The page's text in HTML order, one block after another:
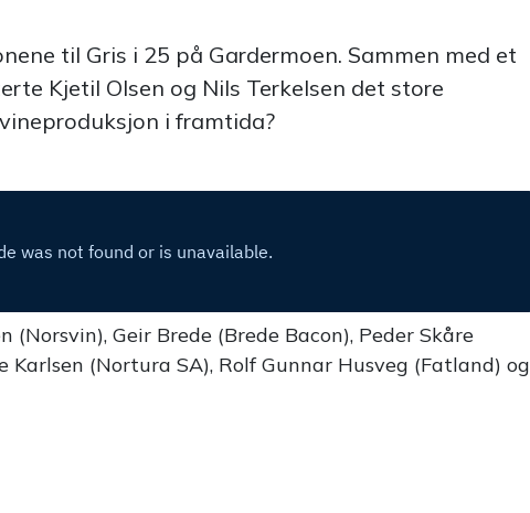
til Gris i 25 på Gardermoen. Sammen med et
Kjetil Olsen og Nils Terkelsen det store
i framtida?
Geir Brede (Brede Bacon), Peder Skåre
Karlsen (Nortura SA), Rolf Gunnar Husveg (Fatland) og